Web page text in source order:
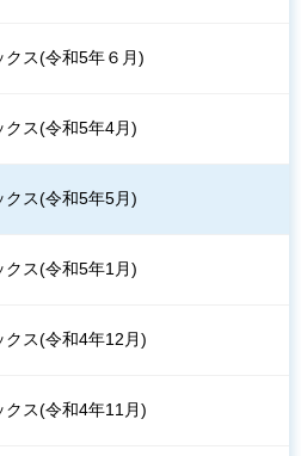
クス(令和5年６月)
クス(令和5年4月)
クス(令和5年5月)
クス(令和5年1月)
クス(令和4年12月)
クス(令和4年11月)